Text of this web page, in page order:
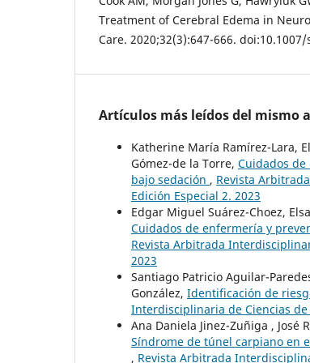
Treatment of Cerebral Edema in
Care. 2020;32(3):647-666.
Artículos más leídos del mismo
Katherine María Ramírez-Lara,
Gómez-de la Torre, Cuidados
bajo sedación , Revista
Edición Especial 2. 2023
Edgar Miguel Suárez-Choez,
Cuidados de enfermería y
Revista Arbitrada
2023
Santiago Patricio Aguilar-
González, Identificación de
Interdisciplinaria de Ciencias de
Ana Daniela Jinez-Zuñiga , José
Síndrome de túnel carpiano en
, Revista Arbitrada